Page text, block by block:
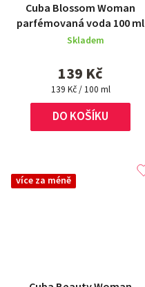
Cuba Blossom Woman
parfémovaná voda 100 ml
hodnocení
produktu
je
z
5
hvězdiček.
Skladem
139 Kč
Měrná
cena:
139 Kč / 100 ml
DO KOŠÍKU
více za méně